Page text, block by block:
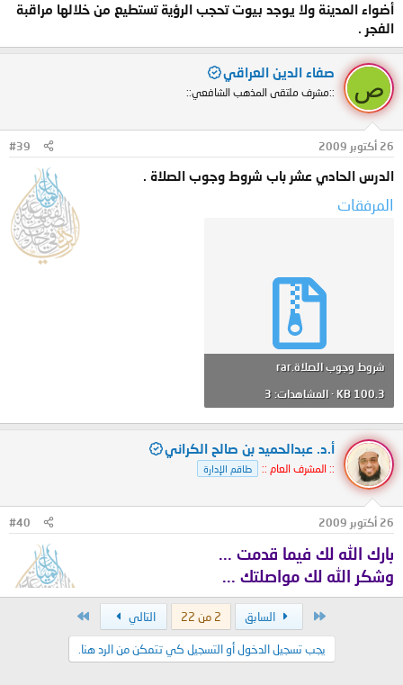
أضواء المدينة ولا يوجد بيوت تحجب الرؤية تستطيع من خلالها مراقبة
الفجر .
ص
صفاء الدين العراقي
::مشرف ملتقى المذهب الشافعي::
26 أكتوبر 2009 #39
الدرس الحادي عشر باب شروط وجوب الصلاة .
المرفقات
شروط وجوب الصلاة.rar
100.3 KB · المشاهدات: 3
أ.د. عبدالحميد بن صالح الكراني
:: المشرف العام :: طاقم الإدارة
26 أكتوبر 2009 #40
بارك الله لك فيما قدمت ...
وشكر الله لك مواصلتك ...
السابق 2 من 22 التالي
يجب تسجيل الدخول أو التسجيل كي تتمكن من الرد هنا.